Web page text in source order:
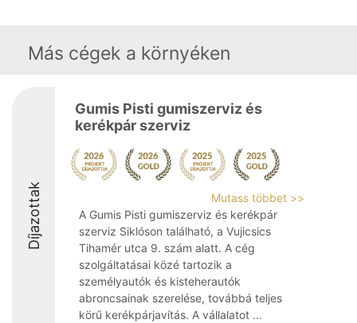
Más cégek a környéken
Díjazottak
Gumis Pisti gumiszerviz és
kerékpár szerviz
Mutass többet >>
A Gumis Pisti gumiszerviz és kerékpár
szerviz Siklóson található, a Vujicsics
Tihamér utca 9. szám alatt. A cég
szolgáltatásai közé tartozik a
személyautók és kisteherautók
abroncsainak szerelése, továbbá teljes
körű kerékpárjavítás. A vállalatot ...